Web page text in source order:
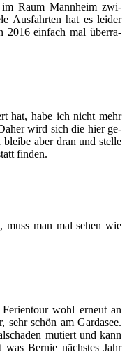
im Raum Mann­heim zwi­
Aus­fahr­ten hat es lei­der
2016 ein­fach mal über­ra­
hat, habe ich nicht mehr
wird sich die hier ge­
aber dran und stel­le
fin­den.
muss man mal sehen wie
wohl er­neut an
sehr schön am Gar­da­see.
mu­tiert und kann
Ber­nie nächs­tes Jahr